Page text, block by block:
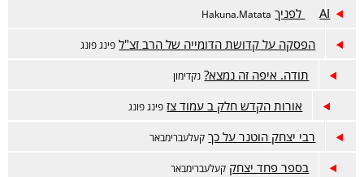
AI לפניך Hakuna.Matata
הפסקה על קדושת הדומייה של הרב זצ"ל פינג פונג
תודה. איפה זה נמצא? נקדימון
אורות הקדש חלק ב עמוד צז פינג פונג
רבי יצחק הוטנר על כך קעלעברימבאר
בספר פחד יצחק קעלעברימבאר